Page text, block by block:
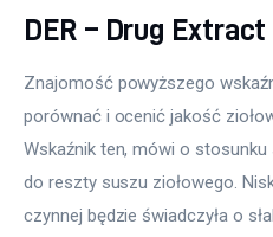
DER – Drug
Znajomość powyższego
porównać i ocenić jakość
Wskaźnik ten, mówi o
do reszty suszu ziołowego.
czynnej będzie świadczyła o